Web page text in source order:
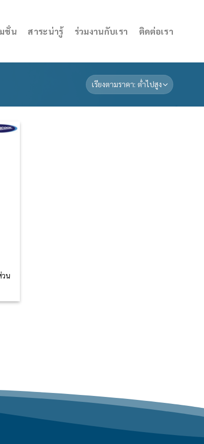
ชั่น สาระน่ารู้ ร่วมงานกับเรา ติดต่อเรา
น